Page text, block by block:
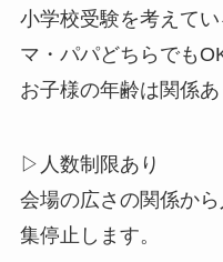
小学校受験を考えて
マ・パパどちらでも
お子様の年齢は関係あ
▷人数制限あり
会場の広さの関係か
集停止します。